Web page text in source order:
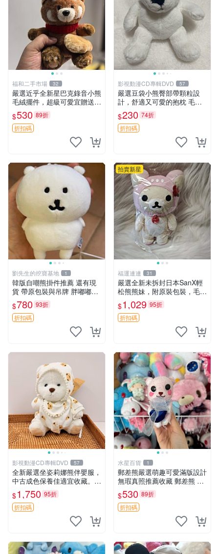
福和二手市場 32
嚴選近乎全新星巴克錄音小熊
毛絨擺件，超級可愛宜贈送掛
飾 錄音小熊 毛絨擺件 贈品
$530 89折
折扣碼
影視動漫CD專輯DVD 57
嚴選豆袋小熊臀部帶顆粒設
計，舒適又可愛的抱枕 毛絨
抱枕、臀部按摩、坐墊
$230 74折
折扣碼
劉先生的挖寶基地 1
韓版自嘲熊掛件推薦 還有現
貨 帶原包裝與吊牌 胖嘟嘟超
可愛 毛絨手感佳 小熊掛件 自
嘲抱枕 小熊抱枕
$780 93折
折扣碼
拍賣新星
福運連連 31
嚴選全新未拆封日本SanX輕
松熊熊妹，附原裝包裝，毛絨
質地極佳，細膩可愛，推薦收
藏兼送禮，適合女性好友或家
人，限量釋出。鬆熊、熊玩
$1,029 95折
折扣碼
影視動漫CD專輯DVD 57
全新嚴選坐姿莉娜熊伴嬰服，
中古成色保養佳適宜收藏。無
盒子但品質完好，快速出貨。
建議入手！ 中古 玩偶 滬漫
$1,750 95折
折扣碼
水星百貨 1
郵差熊嚴選萌趣可愛滿版設計
無瑕真照推薦收藏 郵差熊 熊
抱枕 紅薯啵啵間
$530 89折
折扣碼